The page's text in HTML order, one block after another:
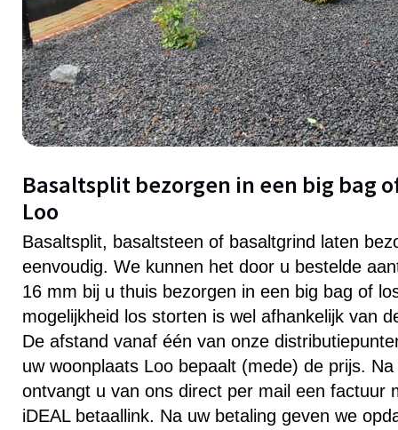
Basaltsplit bezorgen in een big bag
Loo
Basaltsplit, basaltsteen of basaltgrind laten
eenvoudig. We kunnen het door u bestelde
16 mm bij u thuis bezorgen in een big bag of
mogelijkheid los storten is wel afhankelijk van
De afstand vanaf één van onze
uw woonplaats Loo bepaalt (mede) de prijs.
ontvangt u van ons direct per mail een factuur
iDEAL betaallink. Na uw betaling geven we